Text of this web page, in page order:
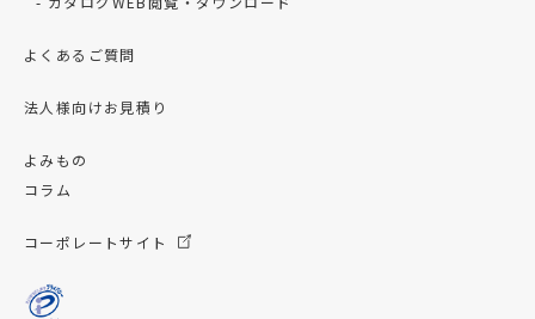
よくあるご質問
法人様向けお見積り
よみもの
コラム
コーポレートサイト